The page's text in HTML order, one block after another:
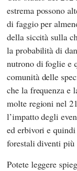
estrema possono
di faggio per
della siccità sulla
la probabilità di
nutrono di foglie e
comunità delle
che la frequenza e
molte regioni nel
l’impatto degli
ed erbivori e
forestali diventi
Potete leggere